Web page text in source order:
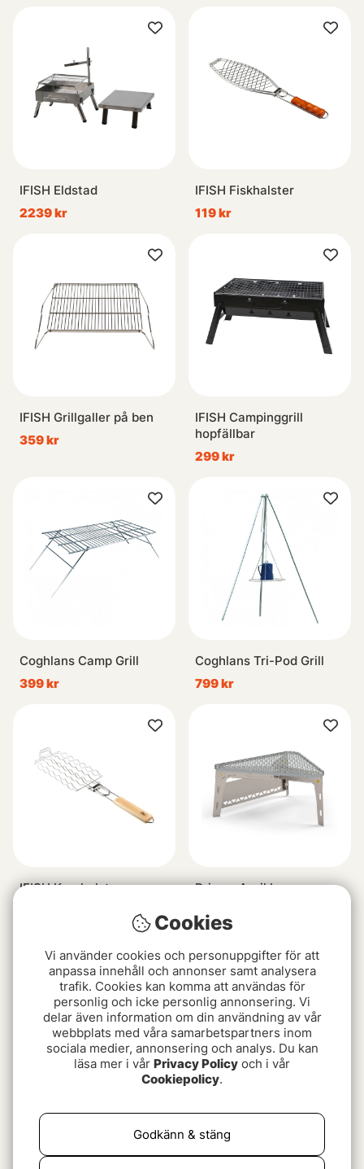
IFISH Eldstad
2239 kr
IFISH Fiskhalster
119 kr
IFISH Grillgaller på ben
359 kr
IFISH Campinggrill
hopfällbar
299 kr
Coghlans Camp Grill
399 kr
Coghlans Tri-Pod Grill
799 kr
IFISH Korvhalster
Primus Aeril Large
IFISH Grillgaller På Ben
199 kr
IFISH Grillgaller På Ben
Medium
349 kr
Cookies
Vi använder cookies och personuppgifter för att
anpassa innehåll och annonser samt analysera
trafik. Cookies kan komma att användas för
personlig och icke personlig annonsering. Vi
delar även information om din användning av vår
webbplats med våra samarbetspartners inom
sociala medier, annonsering och analys. Du kan
läsa mer i vår Privacy Policy och i vår
Cookiepolicy.
Godkänn & stäng